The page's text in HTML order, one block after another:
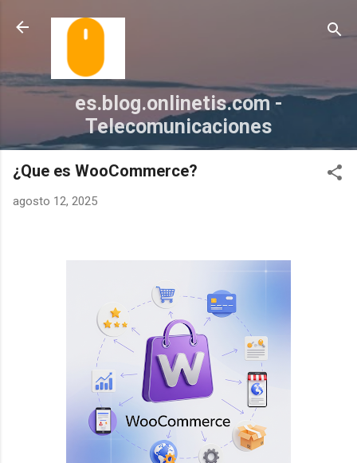
Ir al contenido principal
es.blog.onlinetis.com -
Telecomunicaciones
¿Que es WooCommerce?
agosto 12, 2025